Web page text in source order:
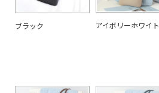
ブラック アイボリーホワイト